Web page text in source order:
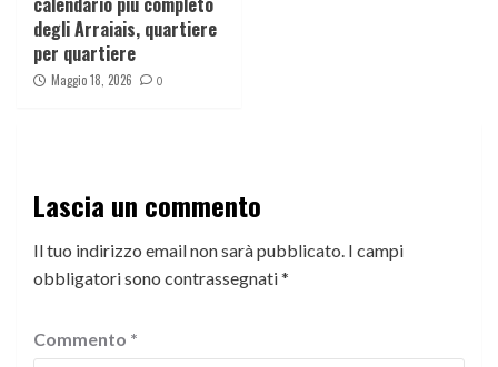
degli Arraiais, quartiere
per quartiere
Maggio 18, 2026 0
Lascia un commento
Il tuo indirizzo email non sarà pubblicato. I campi
obbligatori sono contrassegnati*
Commento *